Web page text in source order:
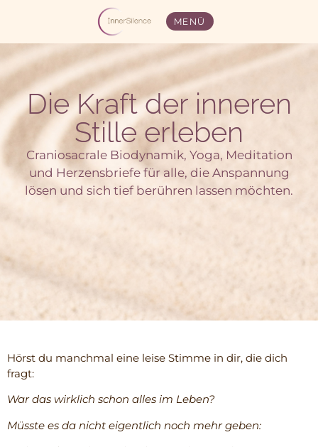
MENÜ
Die Kraft der inneren
Stille erleben
Craniosacrale Biodynamik, Yoga, Meditation
und Herzensbriefe für alle, die Anspannung
lösen und sich tief berühren lassen möchten.
Hörst du manchmal eine leise Stimme in dir, die dich
fragt:
War das wirklich schon alles im Leben?
Müsste es da nicht eigentlich noch mehr geben: